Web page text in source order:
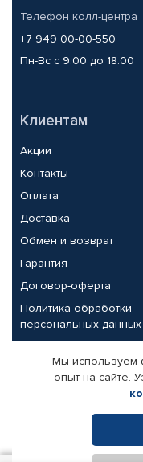
Телефон колл-центра
+7 949 00-00-550
Пн-Вс с 9.00 до 18.00
Клиентам
Акции
Контакты
Оплата
Доставка
Обмен и возврат
Гарантия
Договор-оферта
Политика обработки
персональных данных
Партнерам
Корпоративным
Поставщикам
Мы используем
опыт на сайте.